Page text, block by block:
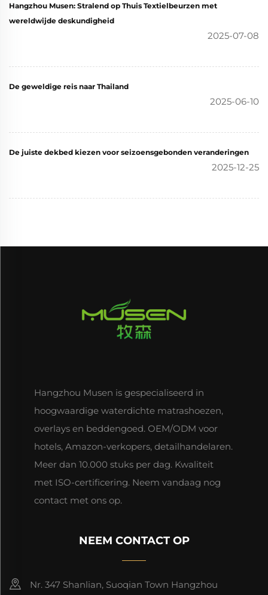
Hangzhou Musen: Stralend op Thuis Textielbeurzen met
wereldwijde deskundigheid
2025-07-08
De geweldige reis naar Thailand
2025-06-10
De juiste dekbed kiezen voor seizoensgebonden veranderingen
2025-12-25
Hangzhou Musen is gespecialiseerd in
hoogwaardige waterdichte matrashoezen,
overlays en beddengoed. OEM/ODM voor
hotels, Amazon-verkopers, detailhandelaren.
Meer dan 10.000 stuks per dag. Kwaliteit
met ISO-certificering. Neem vandaag nog
contact met ons op.
NEEM CONTACT OP
Nr. 347 Shanlian, Suoqian Town Hangzhou